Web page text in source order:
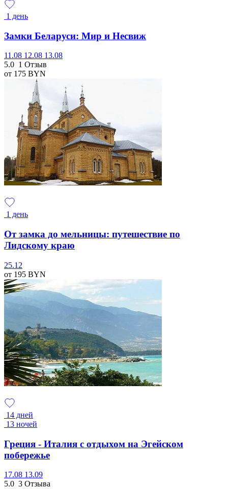
1 день
Замки Беларуси: Мир и Несвиж
11.08 12.08 13.08
5.0 1 Отзыв
от 175 BYN
1 день
От замка до мельницы: путешествие по
Лидскому краю
25.12
от 195 BYN
14 дней
13 ночей
Греция - Италия с отдыхом на Эгейском
побережье
17.08 13.09
5.0 3 Отзыва